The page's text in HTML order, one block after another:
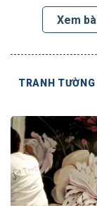
Xem
TRANH